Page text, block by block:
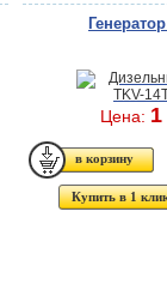
Цена:
Купить в 1